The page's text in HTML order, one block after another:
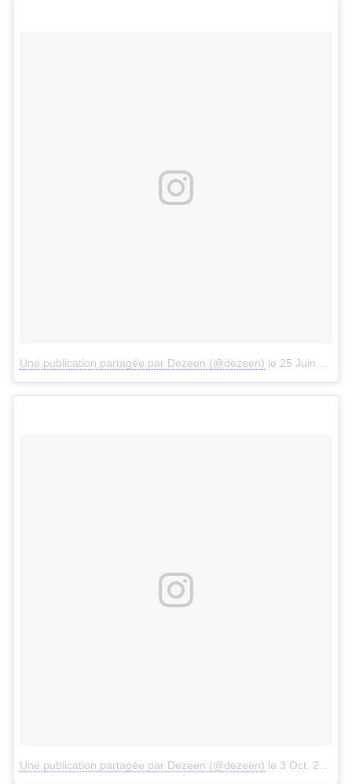
Une publication partagée par Dezeen (@dezeen) le 25 Juin 2017 à 3h15 PDT
Une publication partagée par Dezeen (@dezeen) le 3 Oct. 2017 à 9h40 PDT